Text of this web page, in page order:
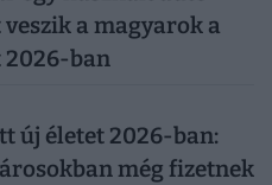
a magyarok a
2026-ban
új életet 2026-ban:
még fizetnek